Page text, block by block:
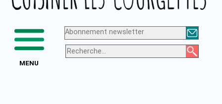
MENU
Abonnement newsletter